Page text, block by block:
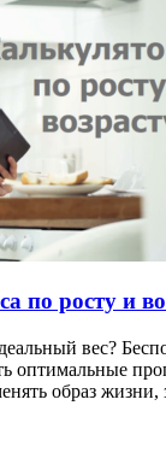
по росту и
вес?
оптимальные
образ жизни,